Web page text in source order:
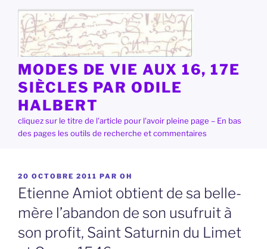
contenu
principal
MODES DE VIE AUX 16, 17E
SIÈCLES PAR ODILE
HALBERT
cliquez sur le titre de l'article pour l'avoir pleine page – En bas
des pages les outils de recherche et commentaires
PUBLIÉ
LE
20 OCTOBRE 2011 PAR OH
Etienne Amiot obtient de sa belle-
mère l’abandon de son usufruit à
son profit, Saint Saturnin du Limet